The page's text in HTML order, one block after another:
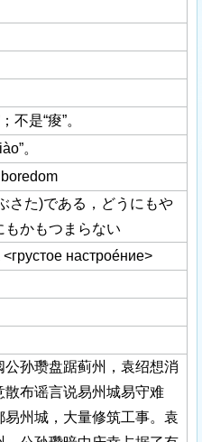
不是“痠”。
。
さた)である，どうにもや
もかもつまらない
настроéние>
公孙瓒盘踞蓟州，袁绍想消
散布谣言说易州城易守难
易州城，大量修筑工事。袁